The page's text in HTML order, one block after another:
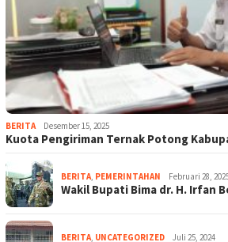
BERITA Desember 15, 2025
Kuota Pengiriman Ternak Potong
BERITA, PEMERINTAHAN Februari 28,
Wakil Bupati Bima dr. H. Irfan
BERITA, UNCATEGORIZED Juli 25, 2024